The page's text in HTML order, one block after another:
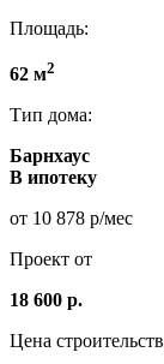
Площадь:
62 м2
Тип дома:
Барнхаус
В ипотеку
от 10 878 р/мес
Проект от
18 600 р.
Цена